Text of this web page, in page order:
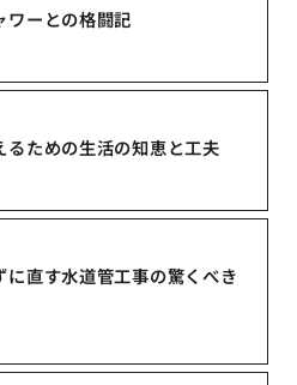
ワーとの格闘記
ための生活の知恵と工夫
直す水道管工事の驚くべき